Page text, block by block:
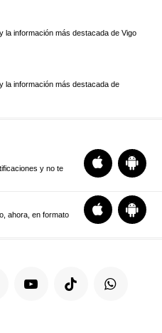
la información más destacada de Vigo
la información más destacada de
y no te
ahora, en formato